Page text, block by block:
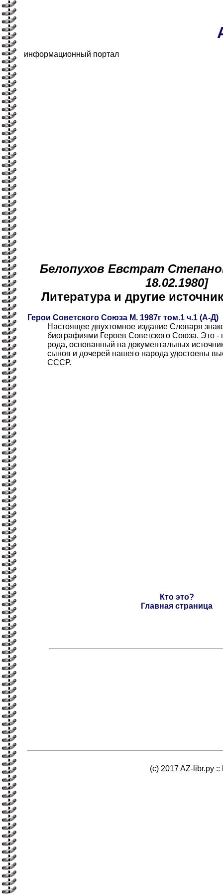
информационный портал
Белопухов Евстрат
18.02.1980]
Литература и другие
Герои Советского Союза М. 1987г том.1 ч.1 (А-Д)
Настоящее двухтомное издание Словаря
биографиями Героев Советского Союза. Это -
рода, основанный на документальных
сынов и дочерей нашего народа удостоены
СССР.
Кто это?
Главная страница
(c) 2017 AZ-libr.ру ::